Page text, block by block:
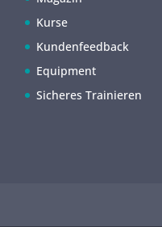
Kurse
Kundenfeedback
Equipment
Sicheres Trainieren